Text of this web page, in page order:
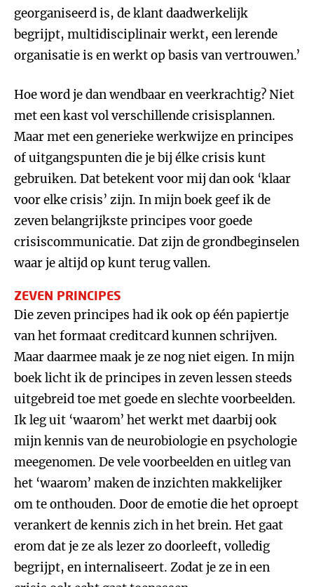
georganiseerd is, de klant daadwerkelijk
begrijpt, multidisciplinair werkt, een lerende
organisatie is en werkt op basis van vertrouwen.’
Hoe word je dan wendbaar en veerkrachtig? Niet
met een kast vol verschillende crisisplannen.
Maar met een generieke werkwijze en principes
of uitgangspunten die je bij élke crisis kunt
gebruiken. Dat betekent voor mij dan ook ‘klaar
voor elke crisis’ zijn. In mijn boek geef ik de
zeven belangrijkste principes voor goede
crisiscommunicatie. Dat zijn de grondbeginselen
waar je altijd op kunt terug vallen.
ZEVEN PRINCIPES
Die zeven principes had ik ook op één papiertje
van het formaat creditcard kunnen schrijven.
Maar daarmee maak je ze nog niet eigen. In mijn
boek licht ik de principes in zeven lessen steeds
uitgebreid toe met goede en slechte voorbeelden.
Ik leg uit ‘waarom’ het werkt met daarbij ook
mijn kennis van de neurobiologie en psychologie
meegenomen. De vele voorbeelden en uitleg van
het ‘waarom’ maken de inzichten makkelijker
om te onthouden. Door de emotie die het oproept
verankert de kennis zich in het brein. Het gaat
erom dat je ze als lezer zo doorleeft, volledig
begrijpt, en internaliseert. Zodat je ze in een